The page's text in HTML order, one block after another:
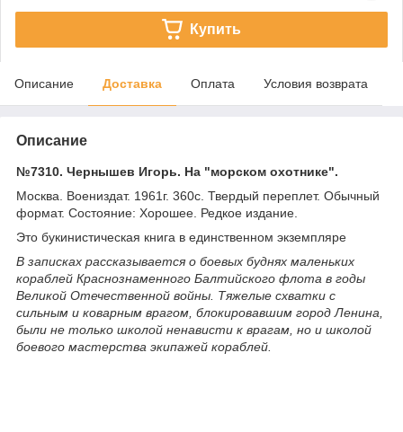
Купить
Описание Доставка Оплата Условия возврата
Описание
№7310. Чернышев Игорь. На "морском охотнике".
Москва. Воениздат. 1961г. 360с. Твердый переплет. Обычный
формат. Состояние: Хорошее. Редкое издание.
Это букинистическая книга в единственном экземпляре
В записках рассказывается о боевых буднях маленьких
кораблей Краснознаменного Балтийского флота в годы
Великой Отечественной войны. Тяжелые схватки с
сильным и коварным врагом, блокировавшим город Ленина,
были не только школой ненависти к врагам, но и школой
боевого мастерства экипажей кораблей.